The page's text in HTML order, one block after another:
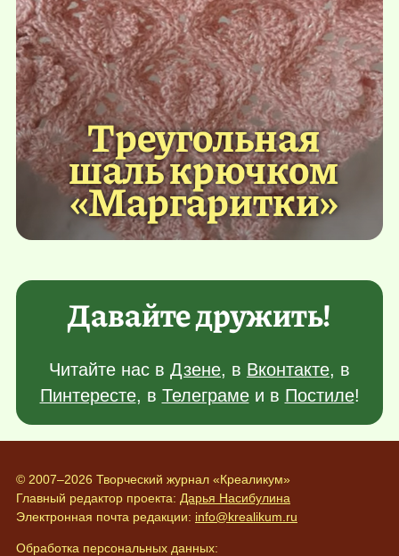
Треугольная
шаль крючком
«Маргаритки»
Давайте дружить!
Читайте нас в Дзене, в Вконтакте, в
Пинтересте, в Телеграмеи в Постиле!
© 2007–2026 Творческий журнал «Креаликум»
Главный редактор проекта: Дарья Насибулина
Электронная почта редакции: info@krealikum.ru
Обработка персональных данных: